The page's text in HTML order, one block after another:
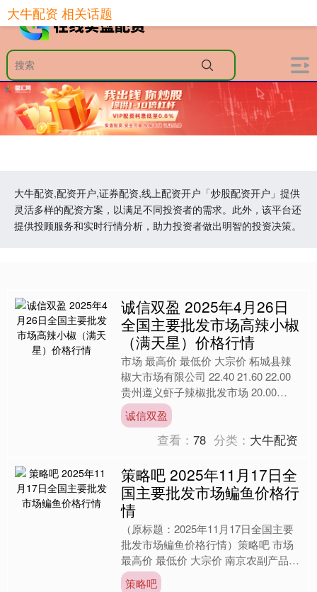
大牛配资,配资开户,证券配资,线上配资开户「炒股配资开户」提供
灵活多样的配资方案，以满足不同投资者的需求。此外，该平台还
提供投顾服务和实时行情分析，助力投资者做出明智的投资决策。
大牛配资 相关话题
诚信双盈 2025年4月26日
全国主要批发市场高辣小椒
（满天星）价格行情
市场 最高价 最低价 大宗价 柘城县辣
椒大市场有限公司 22.40 21.60 22.00
贵州遵义虾子辣椒批发市场 20.00
18.00 19.00 全国高....
诚信双盈
查看：78 分类： 大牛配资
策略吧 2025年11月17日全
国主要批发市场鳊鱼价格行
情
（原标题：2025年11月17日全国主要
批发市场鳊鱼价格行情）策略吧 市场
最高价 最低价 大宗价 南京农副产品物
流配送中心有限公司 14.00 12.00 1....
策略吧